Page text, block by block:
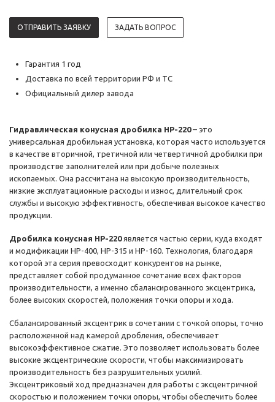
ОТПРАВИТЬ ЗАЯВКУ ЗАДАТЬ ВОПРОС
Гарантия 1 год
Доставка по всей территории РФ и ТС
Официальный дилер завода
Гидравлическая конусная дробилка HP-220– это
универсальная дробильная установка, которая часто используется
в качестве вторичной, третичной или четвертичной дробилки при
производстве заполнителей или при добыче полезных
ископаемых. Она рассчитана на высокую производительность,
низкие эксплуатационные расходы и износ, длительный срок
службы и высокую эффективность, обеспечивая высокое качество
продукции.
Дробилка конусная HP-220является частью серии, куда входят
и модификации HP-400, HP-315 и HP-160. Технология, благодаря
которой эта серия превосходит конкурентов на рынке,
представляет собой продуманное сочетание всех факторов
производительности, а именно сбалансированного эксцентрика,
более высоких скоростей, положения точки опоры и хода.
Сбалансированный эксцентрик в сочетании с точкой опоры, точно
расположенной над камерой дробления, обеспечивает
высокоэффективное сжатие. Это позволяет использовать более
высокие эксцентрические скорости, чтобы максимизировать
производительность без разрушительных усилий.
Эксцентриковый ход предназначен для работы с эксцентричной
скоростью и положением точки опоры, чтобы обеспечить более